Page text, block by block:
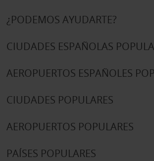
¿PODEMOS AYUDARTE?
CIUDADES ESPAÑOLAS
AEROPUERTOS ESPAÑOLES
CIUDADES POPULARES
AEROPUERTOS POPULARES
PAÍSES POPULARES